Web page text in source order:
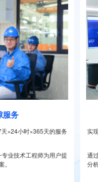
服务
×24小时×365天的服务
业技术工程师为用户提
实
通
分